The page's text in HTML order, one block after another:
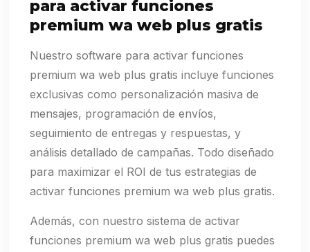
para activar funciones
premium wa web plus gratis
Nuestro software para activar funciones
premium wa web plus gratis incluye funciones
exclusivas como personalización masiva de
mensajes, programación de envíos,
seguimiento de entregas y respuestas, y
análisis detallado de campañas. Todo diseñado
para maximizar el ROI de tus estrategias de
activar funciones premium wa web plus gratis.
Además, con nuestro sistema de activar
funciones premium wa web plus gratis puedes